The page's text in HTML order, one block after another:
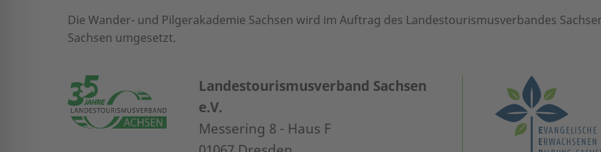
Die Wander- und Pilgerakademie Sachsen wird im Auftrag des Landestourismusverbandes
Sachsen umgesetzt.
Landestourismusverband Sachsen
e.V.
Messering 8 - Haus F